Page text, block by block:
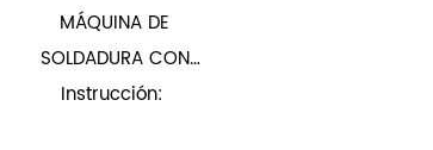
MÁQUINA DE
SOLDADURA CON
PROTECCIÓN DE GAS
Instrucción: